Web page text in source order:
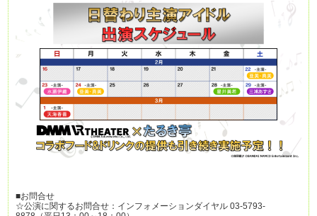
■お問合せ
☆公演に関するお問合せ：インフォメーションダイヤル 03-5793-